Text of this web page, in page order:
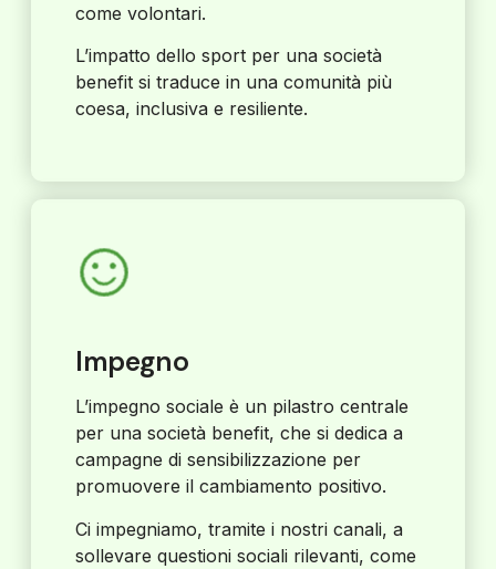
come volontari.
L’impatto dello sport per una società
benefit si traduce in una comunità più
coesa, inclusiva e resiliente.
Impegno
L’impegno sociale è un pilastro centrale
per una società benefit, che si dedica a
campagne di sensibilizzazione per
promuovere il cambiamento positivo.
Ci impegniamo, tramite i nostri canali, a
sollevare questioni sociali rilevanti, come